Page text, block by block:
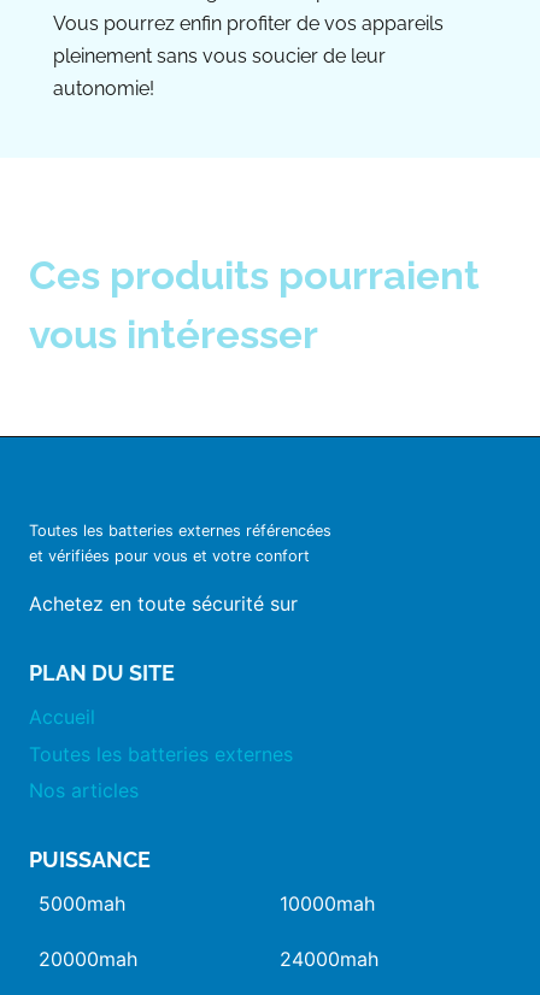
Vous pourrez enfin profiter de vos appareils
pleinement sans vous soucier de leur
autonomie!
Ces produits pourraient
vous intéresser
Toutes les batteries externes référencées
et vérifiées pour vous et votre confort
Achetez en toute sécurité sur
PLAN DU SITE
Accueil
Toutes les batteries externes
Nos articles
PUISSANCE
5000mah 10000mah
20000mah 24000mah